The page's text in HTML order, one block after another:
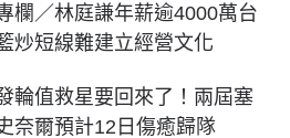
欄／林庭謙年薪逾4000萬台
短線難建立經營文化
輪值救星要回來了！兩屆塞
奈爾預計12日傷癒歸隊